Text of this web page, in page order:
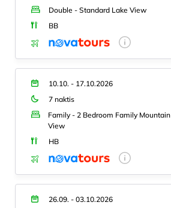
Double - Standard Lake View
BB
10.10. - 17.10.2026
7 naktis
Family - 2 Bedroom Family Mountain
View
HB
26.09. - 03.10.2026